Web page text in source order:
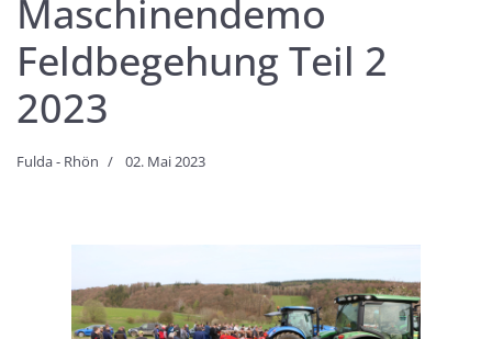
Maschinendemo
Feldbegehung Teil 2
2023
Fulda - Rhön 02. Mai 2023